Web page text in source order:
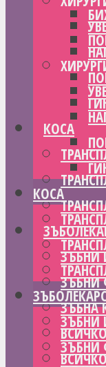
КОСА
ЗЪБНИ
ЗЪБНИ
ЗЪБНА
КОСА
ЗЪБНИ
ЗЪБНИ